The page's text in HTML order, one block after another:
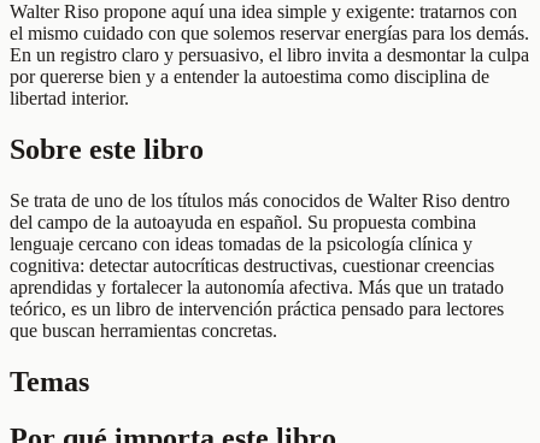
Walter Riso propone aquí una idea simple y exigente: tratarnos con
el mismo cuidado con que solemos reservar energías para los demás.
En un registro claro y persuasivo, el libro invita a desmontar la culpa
por quererse bien y a entender la autoestima como disciplina de
libertad interior.
Sobre este libro
Se trata de uno de los títulos más conocidos de Walter Riso dentro
del campo de la autoayuda en español. Su propuesta combina
lenguaje cercano con ideas tomadas de la psicología clínica y
cognitiva: detectar autocríticas destructivas, cuestionar creencias
aprendidas y fortalecer la autonomía afectiva. Más que un tratado
teórico, es un libro de intervención práctica pensado para lectores
que buscan herramientas concretas.
Temas